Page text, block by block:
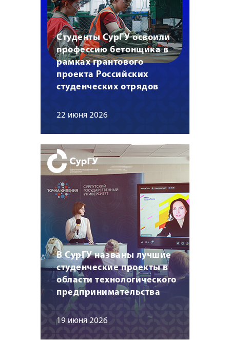
Студенты СурГУ освоили
профессию бетонщика в
рамках грантового
проекта Российских
студенческих отрядов
22 июня 2026
В СурГУ названы лучшие
студенческие проекты в
области технологического
предпринимательства
19 июня 2026